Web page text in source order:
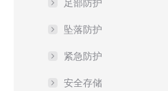
足部防护
坠落防护
紧急防护
安全存储